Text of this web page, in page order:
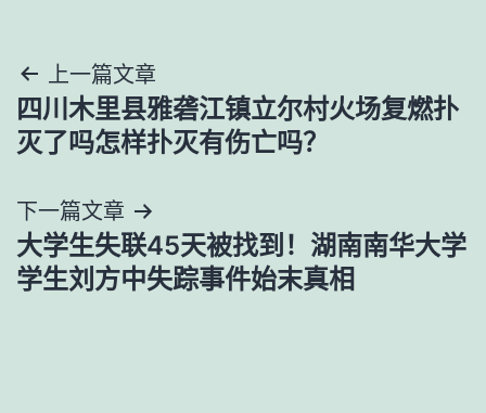
文
章
航
上一篇文章
四川木里县雅砻江镇立尔村火场复燃扑
灭了吗怎样扑灭有伤亡吗？
下一篇文章
大学生失联45天被找到！湖南南华大学
学生刘方中失踪事件始末真相